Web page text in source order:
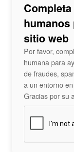
humanos
sitio web
Por favor,
humana para
de fraudes,
a un entorno
Gracias por su